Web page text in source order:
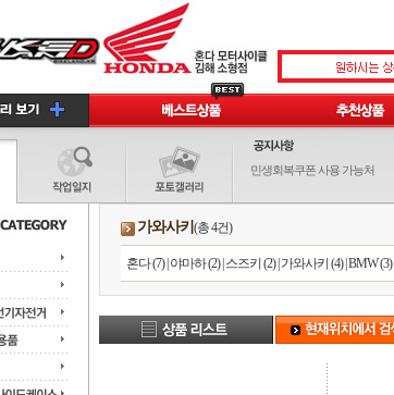
민생회복쿠폰 사용 가능처
가와사키 (총 4건)
혼다 (7)| 야마하 (2)| 스즈키 (2)| 가와사키 (4)| BMW (3)|